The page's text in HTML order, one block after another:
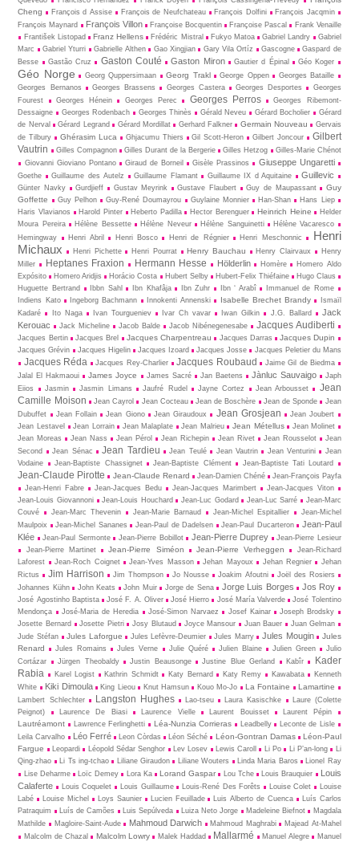
Cheng
François d Assise François de Neufchateau François Dolfini
François Jacqmin
François Maynard
François Villon Françoise Bocquentin Françoise Pascal
Frank Venaille
František Listopad
Franz Hellens Frédéric Mistral Fukyo Matoa Gabriel Landry
Gabriel
Marc
Gabriel Yturri Gabrielle Althen Gao Xingjian Gary Vila Ortíz Gascogne
Gaspard de
Besse
Gastão Cruz Gaston Couté Gaston Miron Gautier d Épinal Géo Koger
Géo Norge Georg Quppersimaan Georg Trakl George Oppen
Georges Bataille
Georges Bernanos
Georges Brassens Georges Castera Georges Desportes
Georges
Fourest
Georges Hénein Georges Perec Georges Perros
Georges Ribemont-
Dessaigne
Georges Rodenbach Georges Thinès Gérald Neveu Gérard Bocholier
Gérard
de Nerval
Gérard Legrand Gérard Mordillat Gerhard Falkner Germain Nouveau
Gervais
de Tilbury
Ghérasim Luca Ghjacumu Thiers Gil Scott-Heron Gilbert Joncour
Gilbert
Vautrin
Gilles Compagnon Gilles Durant de la Bergerie Gilles Hetzog
Gilles-Marie Chénot
Giovanni Gioviano Pontano
Giraud de Borneil Gisèle Prassinos Giuseppe Ungaretti
Goethe Guillaume des Autelz Guillaume Flamant Guillaume IX d Aquitaine Guillevic
Günter Navky Gurdjieff Gustav Meyrink Gustave Flaubert Guy de Maupassant
Guy
Goffette
Guy Pelhon Guy-René Dou­may­rou Guylaine Monnier Han-Shan
Hans Liep
Haris Vlavianos
Harold Pinter Heberto Padilla Hector Berenguer Heinrich Heine
Helder
Moura Pereira
Hélène Bessette Hélène Neveur Hélène Sanguinetti
Hélène Vacaresco
Hemingway
Henri Abril Henri Bosco Henri de Régnier Henri Meschonnic
Henri
Michaux
Henri Pichette Henri Pourrat Henry Bauchau Henry Clairvaux
Henry
Miller
Heptanes Fraxion Hermann Hesse Hölderlin Homère
Homero Aldo
Expósito
Homero Aridjis Horácio Costa Hubert Selby Hubert-Felix Thiéfaine
Hugo Claus
Huguette Bertrand
Ibbn Sahl Ibn Khafâja Ibn Zuhr Ibn ‘ Arabî
Immanuel de Rome
Indiens Kato
Ingeborg Bachmann Innokenti Annenski Isabelle Brechet Brandy
Ismaïl
Kadaré
Ito Naga Ivan Tourgueniev Ivar Ch vavar Iwan Gilkin J.G. Ballard
Jack
Kerouac
Jack Micheline Jacob Balde Jacob Nibénegenesabe Jacques Audiberti
Jacques Bertin Jacques Brel Jacques Charpentreau Jacques Darras Jacques Dupin
Jacques Grévin Jacques Higelin Jacques Izoard Jacques Josse Jacques Peletier du Mans
Jacques Réda Jacques Rey-Charlier Jacques Roubaud
Jaime Gil de Biedma
Jalal El Hakmaoui
James Joyce James Sacré Jan Baetens Jànluc Sauvaigo
Japh
Eiios
Jasmin Jasmin Limans Jaufré Rudel Jayne Cortez Jean Arbousset
Jean
Camille Moison
Jean Cayrol Jean Cocteau Jean de Boschère Jean de Sponde
Jean
Dubuffet
Jean Follain Jean Giono Jean Giraudoux Jean Grosjean
Jean Joubert
Jean Lestavel
Jean Lorrain Jean Malaplate Jean Malrieu Jean Métellus
Jean Molinet
Jean Moreas
Jean Nass Jean Pérol Jean Richepin Jean Rivet Jean Rousselot
Jean
Second
Jean Sénac Jean Tardieu Jean Teulé Jean Vautrin Jean Venturini
Jean
Vodaine
Jean-Baptiste Chassignet Jean-Baptiste Clément Jean-Baptiste Tati Loutard
Jean-Claude Pirotte Jean-Claude Renard Jean-Damien Chéné
Jean-François Payfa
Jean-Henri Fabre
Jean-Jacques Bedu Jean-Jacques Marimbert
Jean-Jacques Viton
Jean-Louis Giovannoni
Jean-Louis Houchard Jean-Luc Godard Jean-Luc Sarré
Jean-Marc
Couvé
Jean-Marc Thevenin Jean-Marie Barnaud Jean-Michel Espitallier
Jean-Michel
Maulpoix
Jean-Michel Sananes Jean-Paul de Dadelsen Jean-Paul Ducarteron
Jean-Paul
Klée
Jean-Paul Sermonte Jean-Pierre Bobillot Jean-Pierre Duprey
Jean-Pierre Lesieur
Jean-Pierre Martinet
Jean-Pierre Siméon Jean-Pierre Verheggen
Jean-Richard
Laforest
Jean-Roch Coignet Jean-Yves Masson Jehan Mayoux Jehan Regnier
Jehan
Rictus
Jim Harrison Jim Thompson Jo Nousse Joakim Afoutni
Joël des Rosiers
Johannes Kühn
John Keats John Muir Jorge de Sena Jorge Luis Borges Jos Roy
José Agostinho Baptista José F. A. Oliver José Hierro José María Valverde
José Tolentino
Mendonça
José-Maria de Heredia José-Simon Narvaez Josef Kainar
Joseph Brodsky
Josette Bernard
Josette Pietri Josy Blutaud Joyce Mansour Juan Bauer
Juan Gelman
Jude Stéfan
Jules Laforgue Jules Lefèvre-Deumier Jules Marry Jules Mougin
Jules
Renard
Jules Romains Jules Verne Julie Quéré Julien Blaine Julien Green
Julio
Cortázar
Jürgen Theobaldy Justin Beausonge Justine Blue Gerland Kabîr
Kader
Rabia
Karel Logist Kathrin Schmidt Katy Bernard Katy Remy Kawabata
Kenneth
White
Kiki Dimoula King Lieou Knut Hamsun Kouo Mo-Jo La Fontaine Lamartine
Lambert Schlechter Langston Hughes Lao-tseu Laura Kasischke
Laure (Colette
Peignot)
Laurence De Biasi Laurence Vielle Laurent Bouisset Laurent Pépin
Lautréamont Lawrence Ferlinghetti Léa-Nunzia Corrieras Leadbelly
Leconte de Lisle
Leila Carvalho
Léo Ferré Leon Còrdas Léon Séché Léon-Gontran Damas
Léon-Paul
Fargue
Leopardi Léopold Sédar Senghor Lev Losev Lewis Caroll Li Po Li P’an-long
Li
Qing-zhao
Li Ts ing-tchao Liliane Giraudon Liliane Wouters Linda Maria Baros
Lionel Ray
Lise Deharme
Loïc Demey Lora Ka Lorand Gaspar Lou Tche Louis Brauquier
Louis
Calaferte
Louis Coquelet Louis Guillaume Louis-René Des Forêts Louise Colet
Louise
Labé
Louise Michel Loys Saunier Lucien Feuillade Luis Alberto de Cuenca
Luís Carlos
Patraquim
Luís de Camões Luis Sepúlveda Luiza Neto Jorge Madeleine Biefnot
Magdala
Mathilde
Magloire-Saint-Aude Mahmoud Darwich Mahmoud Maghrabi
Majead At-Mahel
Malcolm de Chazal
Malcolm Lowry Malek Haddad Mallarmé Manuel Alegre
Manuel